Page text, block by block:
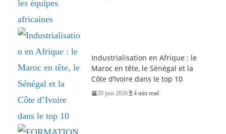
Industrialisation en Afrique : le
Maroc en tête, le Sénégal et la
Côte d’Ivoire dans le top 10
20 juin 2026 4 min read